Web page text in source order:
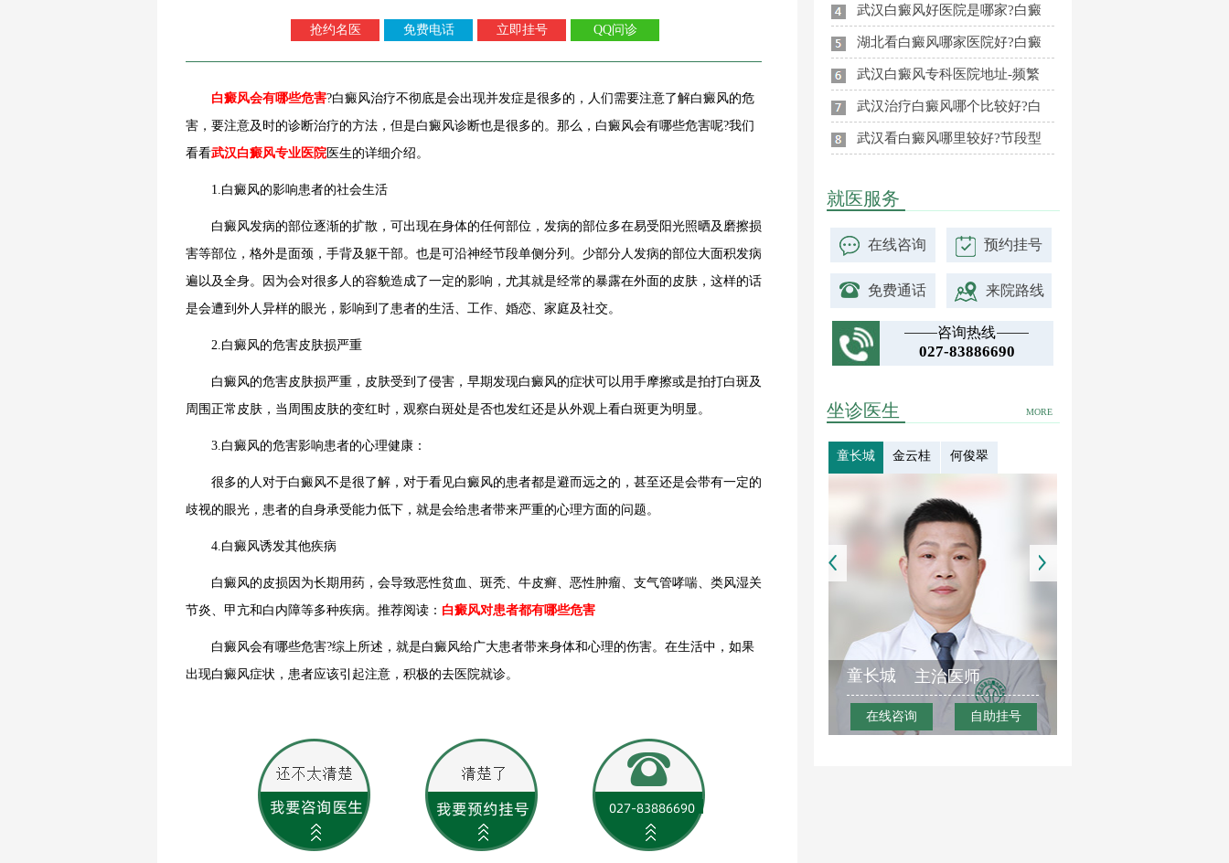
抢约名医 免费电话 立即挂号 QQ问诊
白癜风会有哪些危害?白癜风治疗不彻底是会出现并发症是很多的，人们需要注意了解白癜风的危
害，要注意及时的诊断治疗的方法，但是白癜风诊断也是很多的。那么，白癜风会有哪些危害呢?我们
看看武汉白癜风专业医院 医生的详细介绍。
1.白癜风的影响患者的社会生活
白癜风发病的部位逐渐的扩散，可出现在身体的任何部位，发病的部位多在易受阳光照晒及磨擦损
害等部位，格外是面颈，手背及躯干部。也是可沿神经节段单侧分列。少部分人发病的部位大面积发病
遍以及全身。因为会对很多人的容貌造成了一定的影响，尤其就是经常的暴露在外面的皮肤，这样的话
是会遭到外人异样的眼光，影响到了患者的生活、工作、婚恋、家庭及社交。
2.白癜风的危害皮肤损严重
白癜风的危害皮肤损严重，皮肤受到了侵害，早期发现白癜风的症状可以用手摩擦或是拍打白斑及
周围正常皮肤，当周围皮肤的变红时，观察白斑处是否也发红还是从外观上看白斑更为明显。
3.白癜风的危害影响患者的心理健康：
很多的人对于白癜风不是很了解，对于看见白癜风的患者都是避而远之的，甚至还是会带有一定的
歧视的眼光，患者的自身承受能力低下，就是会给患者带来严重的心理方面的问题。
4.白癜风诱发其他疾病
白癜风的皮损因为长期用药，会导致恶性贫血、斑秃、牛皮癣、恶性肿瘤、支气管哮喘、类风湿关
节炎、甲亢和白内障等多种疾病。推荐阅读： 白癜风对患者都有哪些危害
白癜风会有哪些危害?综上所述，就是白癜风给广大患者带来身体和心理的伤害。在生活中，如果
出现白癜风症状，患者应该引起注意，积极的去医院就诊。
武汉白癜风好医院是哪家?白癜
湖北看白癜风哪家医院好?白癜
武汉白癜风专科医院地址-频繁
武汉治疗白癜风哪个比较好?白
武汉看白癜风哪里较好?节段型
就医服务
在线咨询 预约挂号
免费通话 来院路线
咨询热线
027-83886690
MORE
坐诊医生
童长城 金云桂 何俊翠
童长城 主治医师
在线咨询 自助挂号